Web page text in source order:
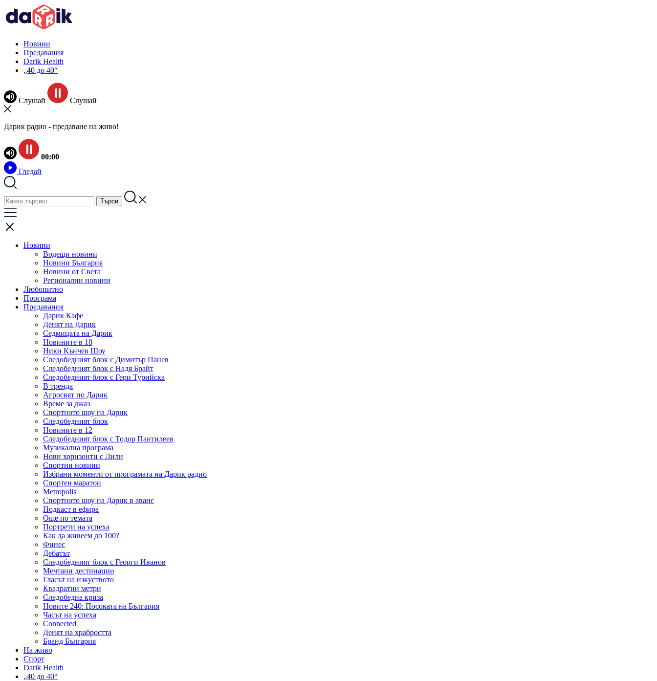
Новини
Предавания
Darik Health
„40 до 40“
Слушай Слушай
Дарик радио - предаване на живо!
00:00
Гледай
Новини
Водещи новини
Новини България
Новини от Света
Регионални новини
Любопитно
Програма
Предавания
Дарик Кафе
Денят на Дарик
Седмицата на Дарик
Новините в 18
Ники Кънчев Шоу
Следобедният блок с Димитър Панев
Следобедният блок с Надя Брайт
Следобедният блок с Гери Турийска
В тренда
Агросвят по Дарик
Време за джаз
Спортното шоу на Дарик
Следобедният блок
Новините в 12
Следобедният блок с Тодор Пантилеев
Музикална програма
Нови хоризонти с Лили
Спортни новини
Избрани моменти от програмата на Дарик радио
Спортен маратон
Metropolis
Спортното шоу на Дарик в аванс
Подкаст в ефира
Още по темата
Портрети на успеха
Как да живеем до 100?
Финес
Дебатът
Следобедният блок с Георги Иванов
Мечтани дестинации
Гласът на изкуството
Квадратни метри
Следобедна криза
Новите 240: Посоката на България
Часът на успеха
Connected
Денят на храбростта
Бранд България
На живо
Спорт
Darik Health
„40 до 40“